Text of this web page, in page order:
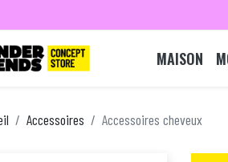
MAISON
Accessoires Accessoires cheveux